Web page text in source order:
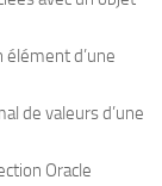
élément d’une
de valeurs d’une
Oracle